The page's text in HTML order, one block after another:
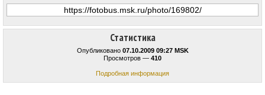
Статистика
Опубликовано 07.10.2009 09:27 MSK
Просмотров — 410
Подробная информация